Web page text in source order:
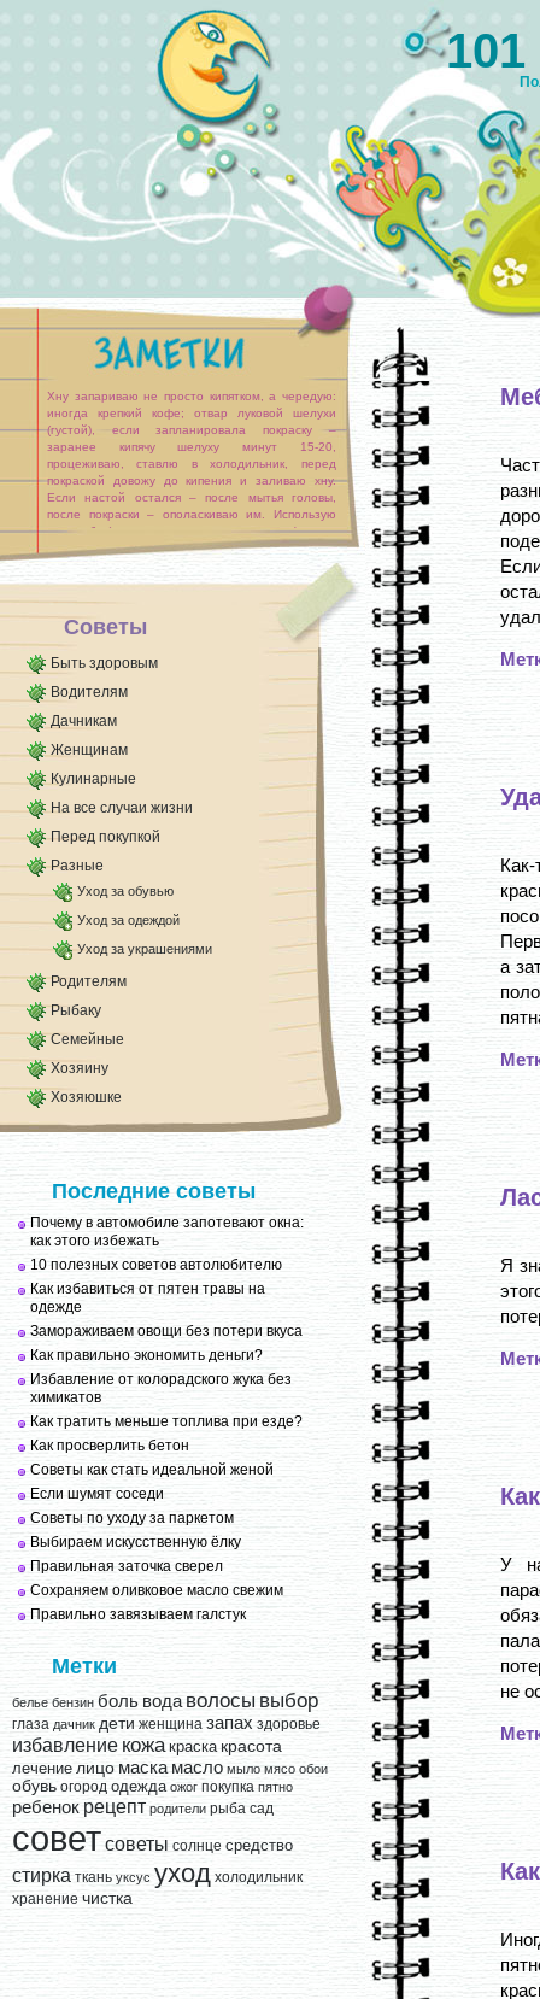
Хну запариваю не просто кипятком, а чередую:
иногда крепкий кофе; отвар луковой шелухи
(густой), если запланировала покраску –
заранее кипячу шелуху минут 15-20,
процеживаю, ставлю в холодильник, перед
покраской довожу до кипения и заливаю хну.
Если настой остался – после мытья головы,
после покраски – ополаскиваю им. Использую
кору дуба (также предварительно настояв).
Известно, что хна [...]
Советы
Быть здоровым
Водителям
Дачникам
Женщинам
Кулинарные
На все случаи жизни
Перед покупкой
Разные
Уход за обувью
Уход за одеждой
Уход за украшениями
Родителям
Рыбаку
Семейные
Хозяину
Хозяюшке
Последние советы
Почему в автомобиле запотевают окна:
как этого избежать
10 полезных советов автолюбителю
Как избавиться от пятен травы на
одежде
Замораживаем овощи без потери вкуса
Как правильно экономить деньги?
Избавление от колорадского жука без
химикатов
Как тратить меньше топлива при езде?
Как просверлить бетон
Советы как стать идеальной женой
Если шумят соседи
Советы по уходу за паркетом
Выбираем искусственную ёлку
Правильная заточка сверел
Сохраняем оливковое масло свежим
Правильно завязываем галстук
Метки
белье бензин боль вода волосы выбор
глаза дачник дети женщина запах здоровье
избавление кожа краска красота
лечение лицо маска масло мыло мясо обои
обувь огород одежда ожог покупка пятно
ребенок рецепт родители рыба сад
советсоветы солнце средство
стирка ткань уксус уход холодильник
хранение чистка
а
Я
У
не